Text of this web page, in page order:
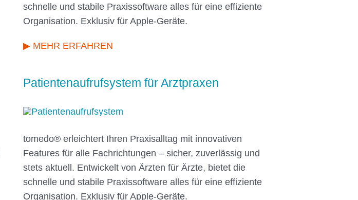
schnelle und stabile Praxissoftware alles für eine effiziente
Organisation. Exklusiv für Apple-Geräte.
▶ MEHR ERFAHREN
Patientenaufrufsystem für Arztpraxen
tomedo® erleichtert Ihren Praxisalltag mit innovativen
Features für alle Fachrichtungen – sicher, zuverlässig und
stets aktuell. Entwickelt von Ärzten für Ärzte, bietet die
schnelle und stabile Praxissoftware alles für eine effiziente
Organisation. Exklusiv für Apple-Geräte.